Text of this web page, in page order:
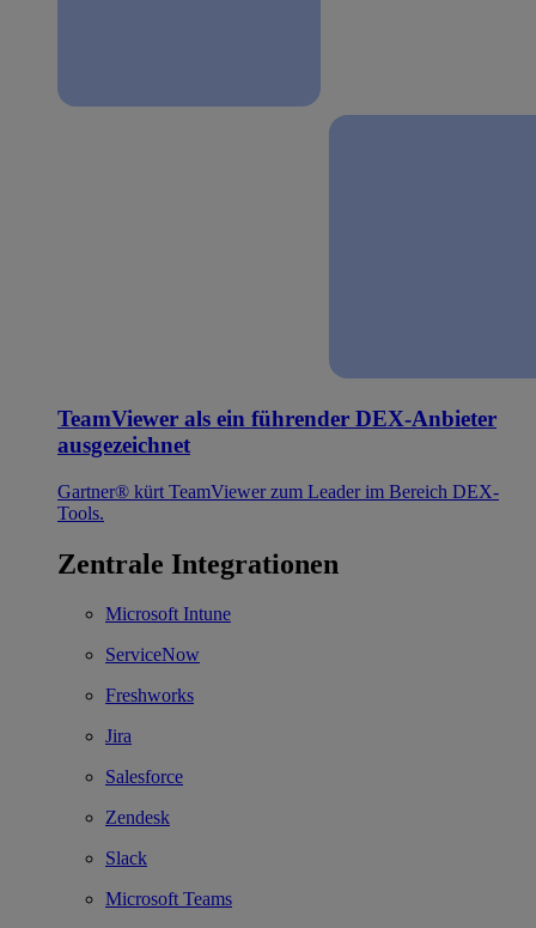
TeamViewer als ein führender DEX-Anbieter
ausgezeichnet
Gartner® kürt TeamViewer zum Leader im Bereich DEX-
Tools.
Zentrale Integrationen
Microsoft Intune
ServiceNow
Freshworks
Jira
Salesforce
Zendesk
Slack
Microsoft Teams